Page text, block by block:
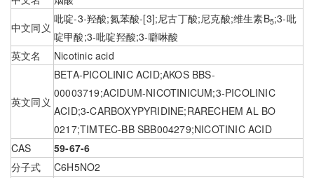
中文同义
吡啶-3-羟酸;氮苯酸-[3];尼古丁酸;尼克酸;维生素B5;3-吡
啶甲酸;3-吡啶羟酸;3-噼啉酸
英文名
Nicotinic acid
英文同义
BETA-PICOLINIC ACID;AKOS BBS-
00003719;ACIDUM-NICOTINICUM;3-PICOLINIC
ACID;3-CARBOXYPYRIDINE;RARECHEM AL BO
0217;TIMTEC-BB SBB004279;NICOTINIC ACID
CAS
59-67-6
分子式
C6H5NO2